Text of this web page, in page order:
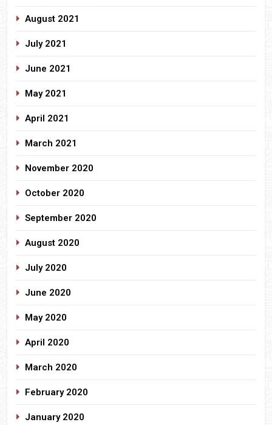
August 2021
July 2021
June 2021
May 2021
April 2021
March 2021
November 2020
October 2020
September 2020
August 2020
July 2020
June 2020
May 2020
April 2020
March 2020
February 2020
January 2020